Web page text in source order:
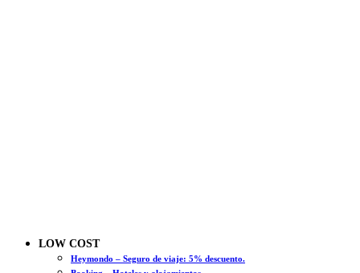
LOW COST
Heymondo – Seguro de viaje: 5% descuento.